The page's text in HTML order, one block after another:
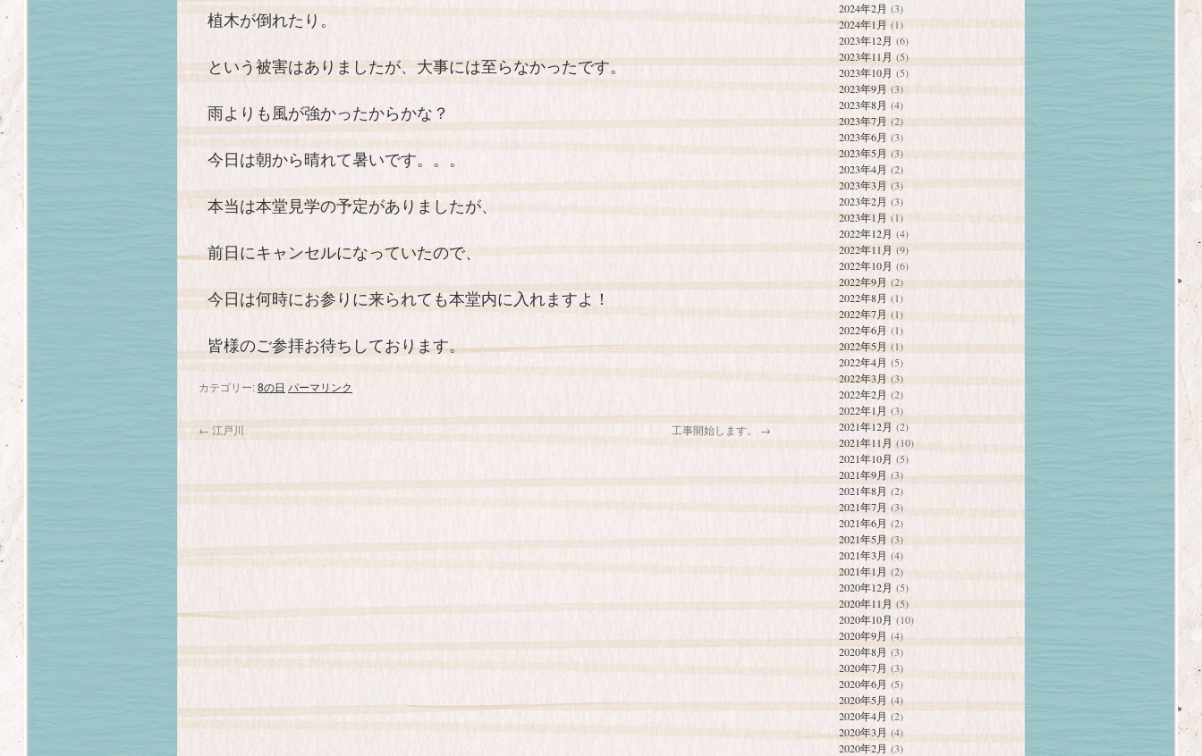
植木が倒れたり。
という被害はありましたが、大事には至らなかったです。
雨よりも風が強かったからかな？
今日は朝から晴れて暑いです。。。
本当は本堂見学の予定がありましたが、
前日にキャンセルになっていたので、
今日は何時にお参りに来られても本堂内に入れますよ！
皆様のご参拝お待ちしております。
カテゴリー:8の日 パーマリンク
← 江戸川 工事開始します。 →
2024年2月 (3)
2024年1月(1)
2023年12月 (6)
2023年11月 (5)
2023年10月 (5)
2023年9月 (3)
2023年8月 (4)
2023年7月(2)
2023年6月 (3)
2023年5月 (3)
2023年4月 (2)
2023年3月 (3)
2023年2月 (3)
2023年1月 (1)
2022年12月 (4)
2022年11月 (9)
2022年10月 (6)
2022年9月 (2)
2022年8月 (1)
2022年7月(1)
2022年6月 (1)
2022年5月 (1)
2022年4月 (5)
2022年3月 (3)
2022年2月 (2)
2022年1月 (3)
2021年12月 (2)
2021年11月 (10)
2021年10月 (5)
2021年9月(3)
2021年8月 (2)
2021年7月 (3)
2021年6月 (2)
2021年5月(3)
2021年3月 (4)
2021年1月 (2)
2020年12月 (5)
2020年11月 (5)
2020年10月 (10)
2020年9月 (4)
2020年8月 (3)
2020年7月 (3)
2020年6月 (5)
2020年5月 (4)
2020年4月 (2)
2020年3月 (4)
2020年2月 (3)